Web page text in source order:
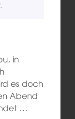
in
es doch
Abend
…